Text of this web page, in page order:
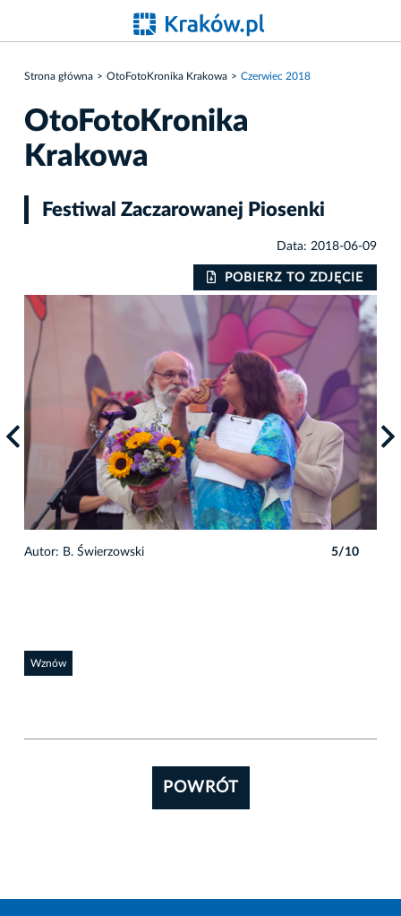
Strona główna OtoFotoKronika Krakowa Czerwiec 2018
OtoFotoKronika
Krakowa
Festiwal Zaczarowanej Piosenki
Data: 2018-06-09
POBIERZ TO ZDJĘCIE
Autor: B. Świerzowski 5/10
Wznów
POWRÓT